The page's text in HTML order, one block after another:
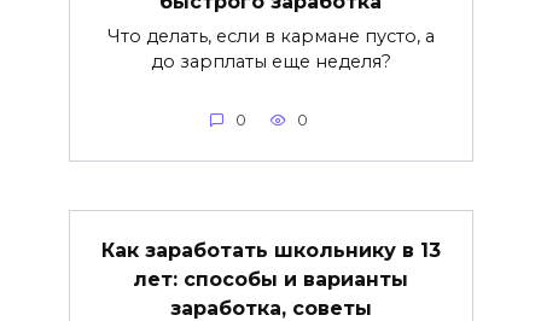
Что делать, если в кармане пусто, а
до зарплаты еще неделя?
0 0
Как заработать школьнику в 13
лет: способы и варианты
заработка, советы